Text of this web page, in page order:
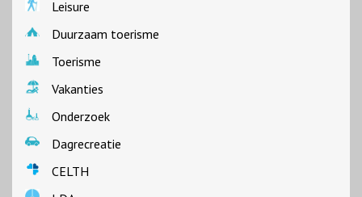
Leisure
Duurzaam toerisme
Toerisme
Vakanties
Onderzoek
Dagrecreatie
CELTH